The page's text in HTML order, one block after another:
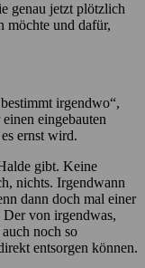
genau jetzt plötzlich
möchte und dafür,
irgendwo“,
eingebauten
ernst wird.
gibt. Keine
nichts. Irgendwann
dann doch mal einer
von irgendwas,
noch so
entsorgen können.